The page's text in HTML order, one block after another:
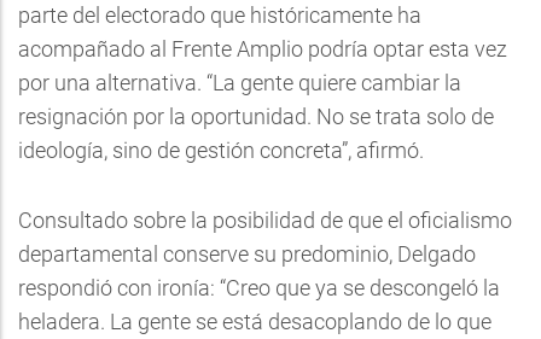
parte del electorado que históricamente ha
acompañado al Frente Amplio podría optar esta vez
por una alternativa. “La gente quiere cambiar la
resignación por la oportunidad. No se trata solo de
ideología, sino de gestión concreta”, afirmó.
Consultado sobre la posibilidad de que el oficialismo
departamental conserve su predominio, Delgado
respondió con ironía: “Creo que ya se descongeló la
heladera. La gente se está desacoplando de lo que